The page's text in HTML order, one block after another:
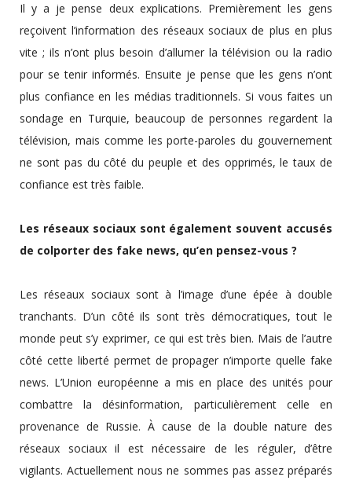
Il y a je pense deux explications. Premièrement les gens
reçoivent l’information des réseaux sociaux de plus en plus
vite ; ils n’ont plus besoin d’allumer la télévision ou la radio
pour se tenir informés. Ensuite je pense que les gens n’ont
plus confiance en les médias traditionnels. Si vous faites un
sondage en Turquie, beaucoup de personnes regardent la
télévision, mais comme les porte-paroles du gouvernement
ne sont pas du côté du peuple et des opprimés, le taux de
confiance est très faible.
Les réseaux sociaux sont également souvent accusés
de colporter des fake news, qu’en pensez-vous ?
Les réseaux sociaux sont à l’image d’une épée à double
tranchants. D’un côté ils sont très démocratiques, tout le
monde peut s’y exprimer, ce qui est très bien. Mais de l’autre
côté cette liberté permet de propager n’importe quelle fake
news. L’Union européenne a mis en place des unités pour
combattre la désinformation, particulièrement celle en
provenance de Russie. À cause de la double nature des
réseaux sociaux il est nécessaire de les réguler, d’être
vigilants. Actuellement nous ne sommes pas assez préparés